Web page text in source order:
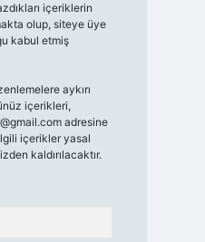
içeriklerin
olup, siteye üye
kabul etmiş
aykırı
içerikleri,
adresine
içerikler yasal
kaldırılacaktır.